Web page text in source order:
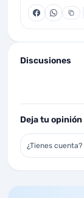
Discusiones
Deja tu opinión
¿Tienes cuenta?